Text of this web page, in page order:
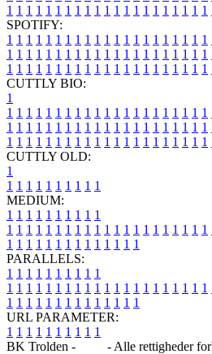
1 1 1 1 1 1 1 1 1 1 1 1 1 1 1 1 1 1 1 1 1
SPOTIFY:
1 1 1 1 1 1 1 1 1 1 1 1 1 1 1 1 1 1 1 1 1
1 1 1 1 1 1 1 1 1 1 1 1 1 1 1 1 1 1 1 1 1
1 1 1 1 1 1 1 1 1 1 1 1 1 1 1 1 1 1 1 1 1
CUTTLY BIO:
1
1 1 1 1 1 1 1 1 1 1 1 1 1 1 1 1 1 1 1 1 1
1 1 1 1 1 1 1 1 1 1 1 1 1 1 1 1 1 1 1 1 1
1 1 1 1 1 1 1 1 1 1 1 1 1 1 1 1 1 1 1 1 1
CUTTLY OLD:
1
1 1 1 1 1 1 1 1 1 1
MEDIUM:
1 1 1 1 1 1 1 1 1 1
1 1 1 1 1 1 1 1 1 1 1 1 1 1 1 1 1 1 1 1 1
1 1 1 1 1 1 1 1 1 1 1 1 1 1
PARALLELS:
1 1 1 1 1 1 1 1 1 1
1 1 1 1 1 1 1 1 1 1 1 1 1 1 1 1 1 1 1 1 1
1 1 1 1 1 1 1 1 1 1 1 1 1 1
URL PARAMETER:
1 1 1 1 1 1 1 1 1 1
BK Trolden -
- Alle rettigheder